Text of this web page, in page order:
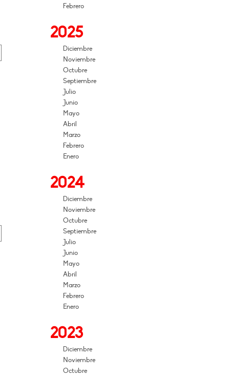
Febrero
2025
Diciembre
Noviembre
Octubre
Septiembre
Julio
Junio
Mayo
Abril
Marzo
Febrero
Enero
2024
Diciembre
Noviembre
Octubre
Septiembre
Julio
Junio
Mayo
Abril
Marzo
Febrero
Enero
2023
Diciembre
Noviembre
Octubre